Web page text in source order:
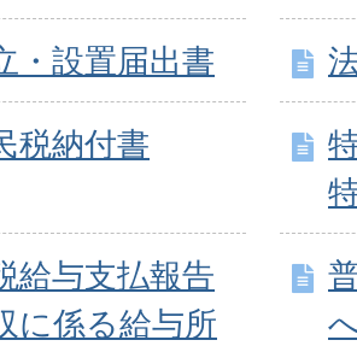
・設置届出書
税納付書
給与支払報告
に係る給与所